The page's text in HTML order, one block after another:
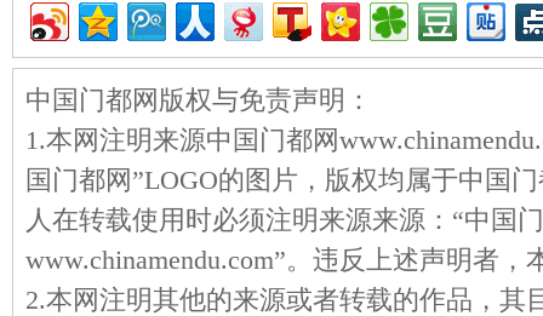
中国门都网版权与免责声明：
1.本网注明来源中国门都网
国门都网”LOGO的图片，版权均属于中国
人在转载使用时必须注明来源来源：“中国
www.chinamendu.com”。违反上述声明者
2.本网注明其他的来源或者转载的作品，其